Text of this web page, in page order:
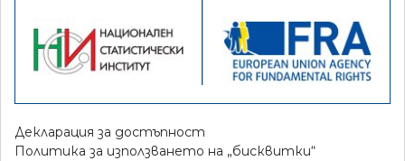
Декларация за достъпност
Политика за използването на „бисквитки“